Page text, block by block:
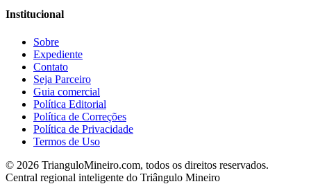
Institucional
Sobre
Expediente
Contato
Seja Parceiro
Guia comercial
Política Editorial
Política de Correções
Política de Privacidade
Termos de Uso
© 2026 TrianguloMineiro.com, todos os direitos reservados.
Central regional inteligente do Triângulo Mineiro